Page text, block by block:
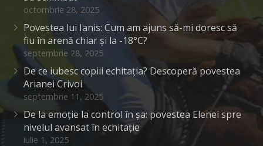
octombrie 28, 2025
Povestea lui Ianis: Cum am ajuns să-mi doresc să
fiu în arenă chiar și la -18°C?
septembrie 28, 2025
De ce iubesc copiii echitația? Descoperă povestea
Arianei Crivoi
septembrie 11, 2025
De la emoție la control în șa: povestea Elenei spre
nivelul avansat în echitație
iulie 1, 2025